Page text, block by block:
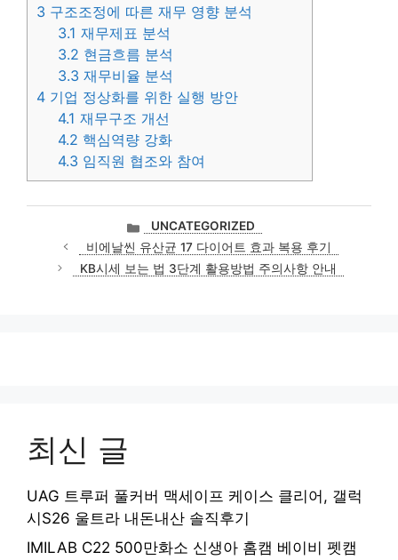
3 구조조정에 따른 재무 영향 분석
3.1 재무제표 분석
3.2 현금흐름 분석
3.3 재무비율 분석
4 기업 정상화를 위한 실행 방안
4.1 재무구조 개선
4.2 핵심역량 강화
4.3 임직원 협조와 참여
카
테
고
리
UNCATEGORIZED
비에날씬 유산균 17 다이어트 효과 복용 후기
KB시세 보는 법 3단계 활용방법 주의사항 안내
최신 글
UAG 트루퍼 풀커버 맥세이프 케이스 클리어, 갤럭
시S26 울트라 내돈내산 솔직후기
IMILAB C22 500만화소 신생아 홈캠 베이비 펫캠